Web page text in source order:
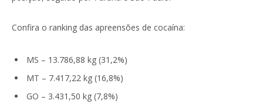
Confira o ranking das apreensões de cocaína:
MS – 13.786,88 kg (31,2%)
MT – 7.417,22 kg (16,8%)
GO – 3.431,50 kg (7,8%)